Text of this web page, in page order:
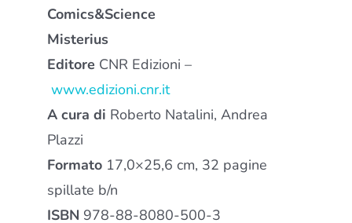
Comics&Science
Misterius
Editore CNR Edizioni –
www.edizioni.cnr.it
A cura di Roberto Natalini, Andrea
Plazzi
Formato17,0×25,6 cm, 32 pagine
spillate b/n
ISBN 978-88-8080-500-3